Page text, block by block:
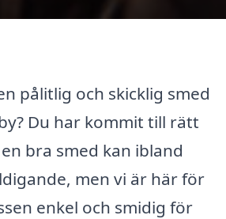
pålitlig och skicklig smed
Du har kommit till rätt
bra smed kan ibland
men vi är här för
enkel och smidig för